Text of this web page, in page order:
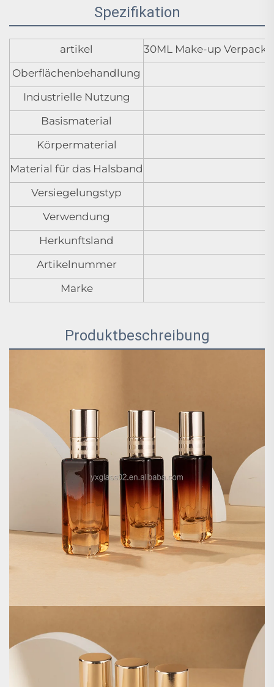
Spezifikation
artikel
30ML Make-up
Oberflächenbehandlung
Industrielle Nutzung
Basismaterial
Körpermaterial
Material für das Halsband
Versiegelungstyp
Verwendung
Herkunftsland
Artikelnummer
Marke
Produktbeschreibung